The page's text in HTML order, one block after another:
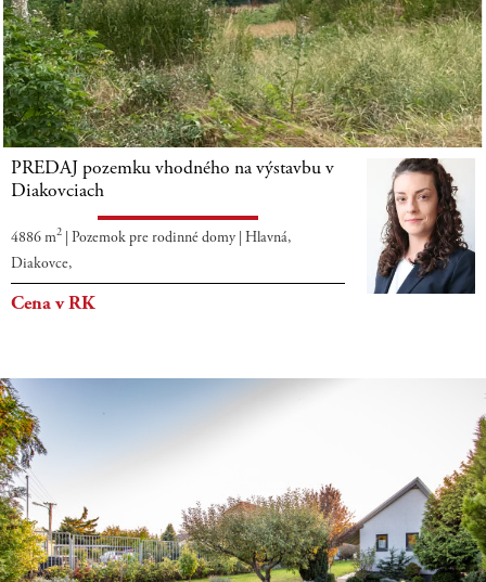
PREDAJ pozemku vhodného na výstavbu v
Diakovciach
4886 m2 Pozemok pre rodinné domy
Hlavná,
Diakovce,
Cena v RK